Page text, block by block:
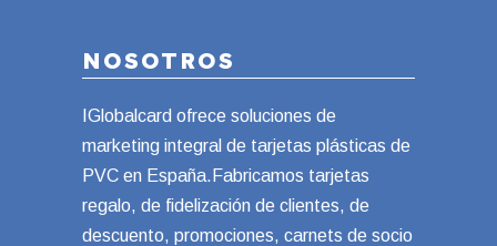
NOSOTROS
IGlobalcard ofrece soluciones de
marketing integral de tarjetas plásticas de
PVC en España.Fabricamos tarjetas
regalo, de fidelización de clientes, de
descuento, promociones, carnets de socio